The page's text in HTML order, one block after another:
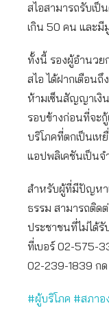
สไอสามารถรับเป็
เกิน 50 คน และมี
ทั้งนี้ รองผู้อำนวย
สไอ ได้ฝากเตือน
ห้ามเซ็นสัญญาเงิ
รอบข้างก่อนที่จะ
บริโภคที่ตกเป็นเ
แอปพลิเคชันเป็น
สำหรับผู้ที่มีปัญหา
ธรรม สามารถติด
ประชาชนที่ไม่ได้
ที่เบอร์ 02-575-
02-239-1839 กด
#ผู้บริโภค #สภาอ